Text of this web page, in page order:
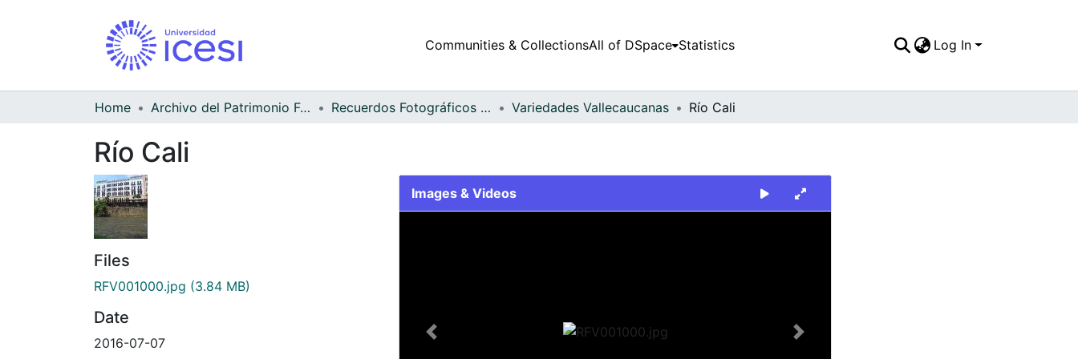
Communities & CollectionsAll of DSpace Statistics Log In
Home Archivo del Patrimonio Fotográfico y Fílmico del Valle del Cauca Recuerdos Fotográficos Vallecaucanos Variedades Vallecaucanas Río Cali
Río Cali
Files
RFV001000.jpg (3.84 MB)
Date
2016-07-07
Images & Videos
Previous Next